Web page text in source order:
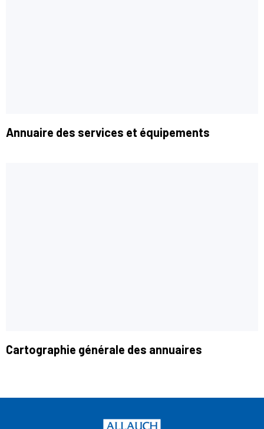
Annuaire des services et équipements
Cartographie générale des annuaires